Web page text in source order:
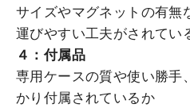
サイズやマグネットの有無
運びやすい工夫がされてい
４：付属品
専用ケースの質や使い勝手
かり付属されているか